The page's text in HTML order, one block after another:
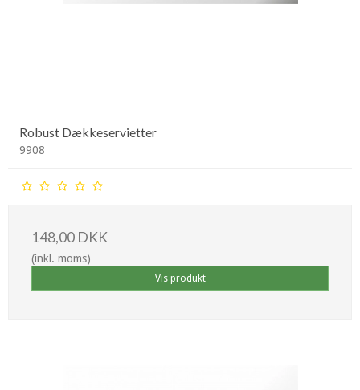
Robust Dækkeservietter
9908
148,00 DKK
(inkl. moms)
Vis produkt